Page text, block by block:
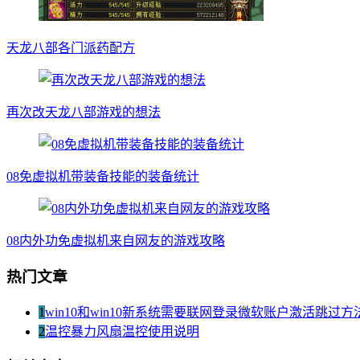
天龙八部各门派药配方
再次改天龙八部游戏的想法
08免虚拟机带装备技能的装备统计
08内外功免虚拟机来自网友的游戏攻略
热门文章
1win10和win10新系统需要联网登录微软账户激活跳过方
2温控暴力风扇温控使用说明